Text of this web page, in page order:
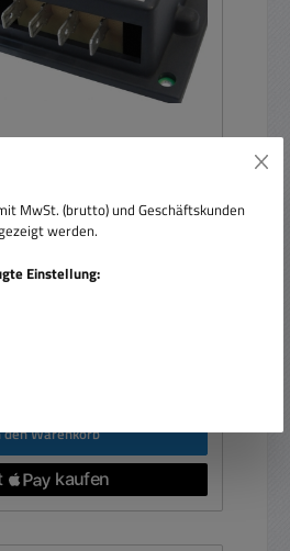
230V 4000W Motorregler
zzgl. Versandkosten
den Warenkorb
MwSt. (brutto) und Geschäftskunden
werden.
Einstellung: